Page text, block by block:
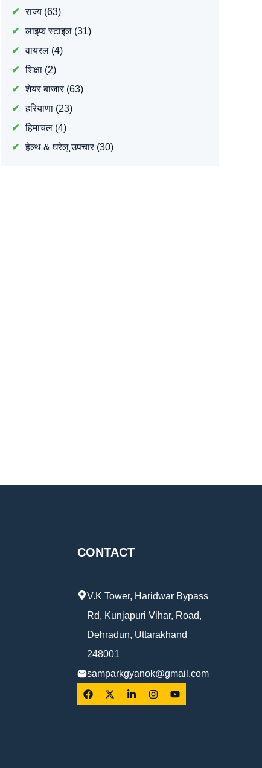
राज्य(63)
लाइफ स्टाइल(31)
वायरल(4)
शिक्षा(2)
शेयर बाजार(63)
हरियाणा(23)
हिमाचल(4)
हेल्थ & घरेलू उपचार(30)
CONTACT
V.K Tower, Haridwar Bypass
Rd, Kunjapuri Vihar, Road,
Dehradun, Uttarakhand
248001
samparkgyanok@gmail.com